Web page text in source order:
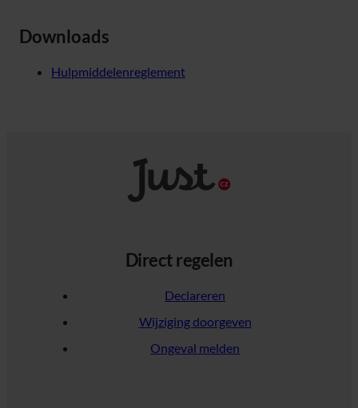
Downloads
Hulpmiddelenreglement
Direct regelen
Declareren
Wijziging doorgeven
Ongeval melden